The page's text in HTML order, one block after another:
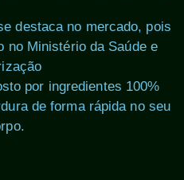
destaca no mercado, pois
no Ministério da Saúde e
por ingredientes 100%
de forma rápida no seu